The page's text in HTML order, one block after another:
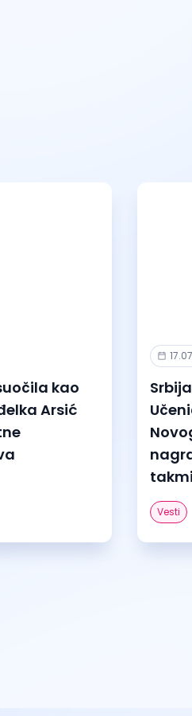
kao
Arsić
Vesti